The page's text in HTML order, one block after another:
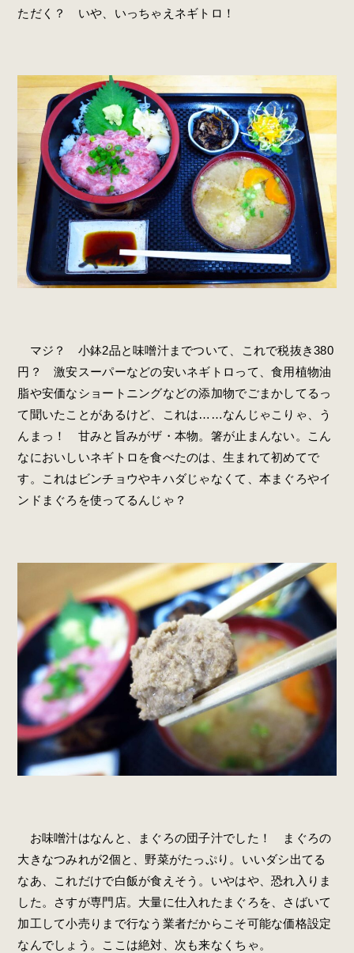
ただく？ いや、いっちゃえネギトロ！
マジ？ 小鉢2品と味噌汁までついて、これで税抜き380
円？ 激安スーパーなどの安いネギトロって、食用植物油
脂や安価なショートニングなどの添加物でごまかしてるっ
て聞いたことがあるけど、これは……なんじゃこりゃ、う
んまっ！ 甘みと旨みがザ・本物。箸が止まんない。こん
なにおいしいネギトロを食べたのは、生まれて初めてで
す。これはビンチョウやキハダじゃなくて、本まぐろやイ
ンドまぐろを使ってるんじゃ？
お味噌汁はなんと、まぐろの団子汁でした！ まぐろの
大きなつみれが2個と、野菜がたっぷり。いいダシ出てる
なあ、これだけで白飯が食えそう。いやはや、恐れ入りま
した。さすが専門店。大量に仕入れたまぐろを、さばいて
加工して小売りまで行なう業者だからこそ可能な価格設定
なんでしょう。ここは絶対、次も来なくちゃ。